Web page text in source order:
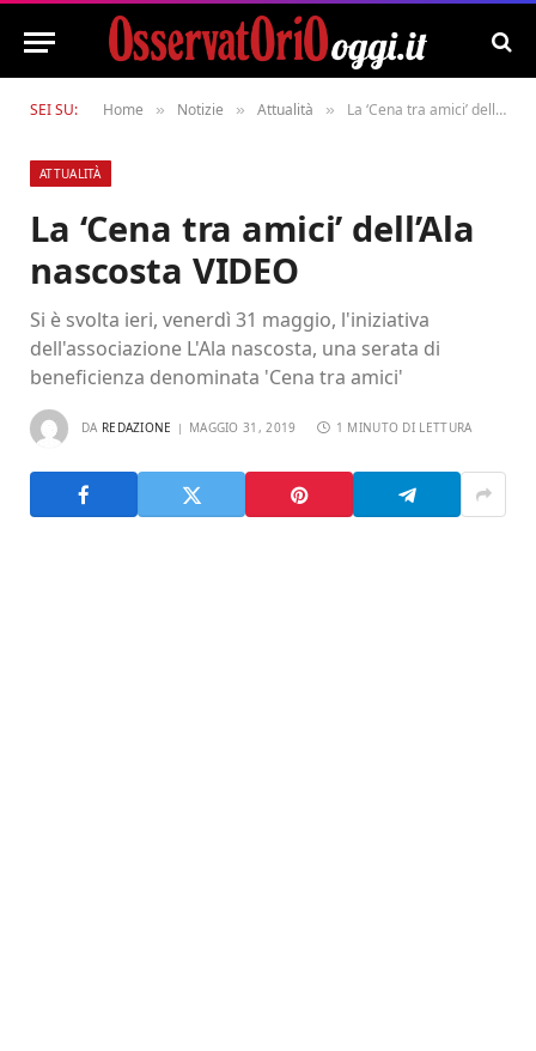
SEI SU: Home » Notizie » Attualità » La ‘Cena tra amici’ dell’Ala nascosta VIDEO
ATTUALITÀ
La ‘Cena tra amici’ dell’Ala
nascosta VIDEO
Si è svolta ieri, venerdì 31 maggio, l'iniziativa
dell'associazione L'Ala nascosta, una serata di
beneficienza denominata 'Cena tra amici'
DA REDAZIONE MAGGIO 31, 2019 1 MINUTO DI LETTURA